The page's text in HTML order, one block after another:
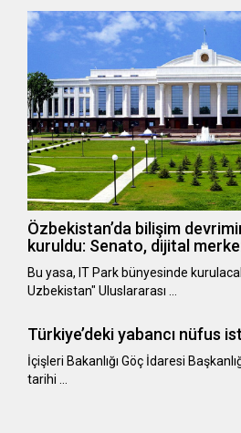
Özbekistan’da bilişim
kuruldu: Senato, dijital
Bu yasa, IT Park bünyesinde
Uzbekistan" Uluslararası …
Türkiye’deki yabancı nüfus
​​​​​​​İçişleri Bakanlığı Göç İdaresi
tarihi …